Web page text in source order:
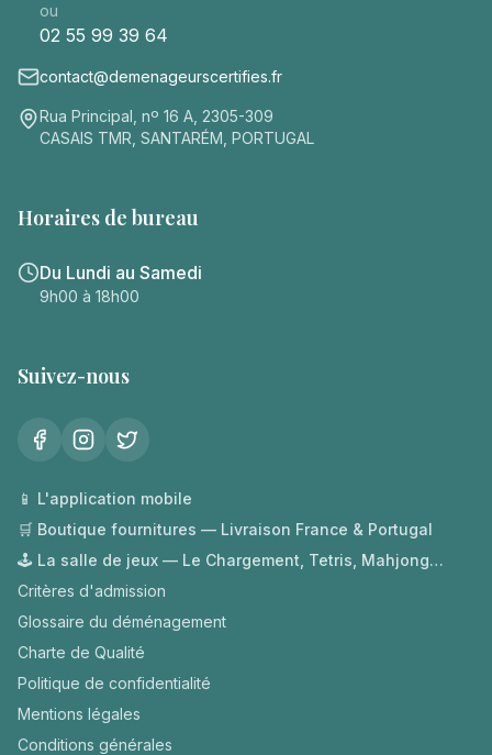
ou
02 55 99 39 64
contact@demenageurscertifies.fr
Rua Principal, nº 16 A, 2305-309
CASAIS TMR, SANTARÉM, PORTUGAL
Horaires de bureau
Du Lundi au Samedi
9h00 à 18h00
Suivez-nous
📱 L'application mobile
🛒 Boutique fournitures — Livraison France & Portugal
🕹️ La salle de jeux — Le Chargement, Tetris, Mahjong…
Critères d'admission
Glossaire du déménagement
Charte de Qualité
Politique de confidentialité
Mentions légales
Conditions générales